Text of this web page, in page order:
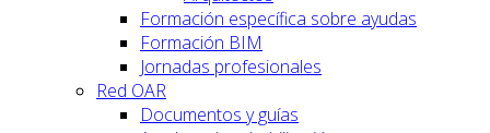
Formación específica sobre ayudas
Formación BIM
Jornadas profesionales
Red OAR
Documentos y guías